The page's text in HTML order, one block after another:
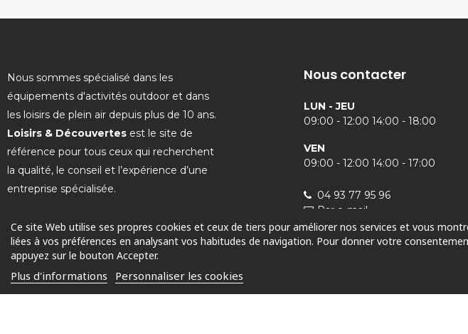
Nous sommes spécialisé dans les
équipements d'activités outdoor et dans
les loisirs de plein air depuis plus de 10 ans.
Loisirs & Découvertes est le site de
référence pour tous ceux qui recherchent
la qualité, le conseil et l’expérience d’une
entreprise spécialisée.
Nous contacter
LUN - JEU
09:00 - 12:00 14:00 - 18:00
VEN
09:00 - 12:00 14:00 - 17:00
04 93 77 95 96
Par e-mail
© 2025 Tous droits réservés
Ce site Web utilise ses propres cookies et ceux de tiers pour améliorer nos services et vous
liées à vos préférences en analysant vos habitudes de navigation. Pour donner votre
appuyez sur le bouton Accepter.
Plus d'informations Personnaliser les cookies